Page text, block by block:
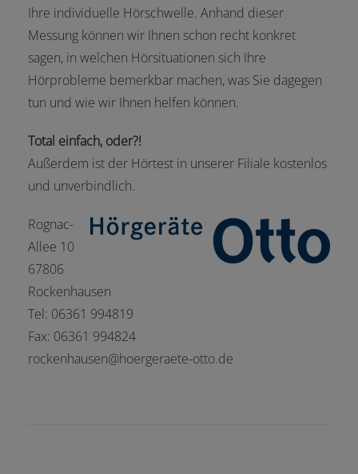
Ihre individuelle Hörschwelle. Anhand dieser
Messung können wir Ihnen schon recht konkret
sagen, in welchen Hörsituationen sich Ihre
Hörprobleme bemerkbar machen, was Sie dagegen
tun und wie wir Ihnen helfen können.
Total einfach, oder?!
Außerdem ist der Hörtest in unserer Filiale kostenlos
und unverbindlich.
Rognac-
Allee 10
67806
Rockenhausen
Tel: 06361 994819
Fax: 06361 994824
rockenhausen@hoergeraete-otto.de